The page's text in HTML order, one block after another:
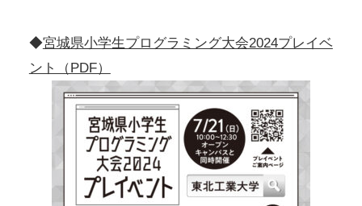
◆宮城県小学生プログラミング大会2024プレイベ
ント（PDF）